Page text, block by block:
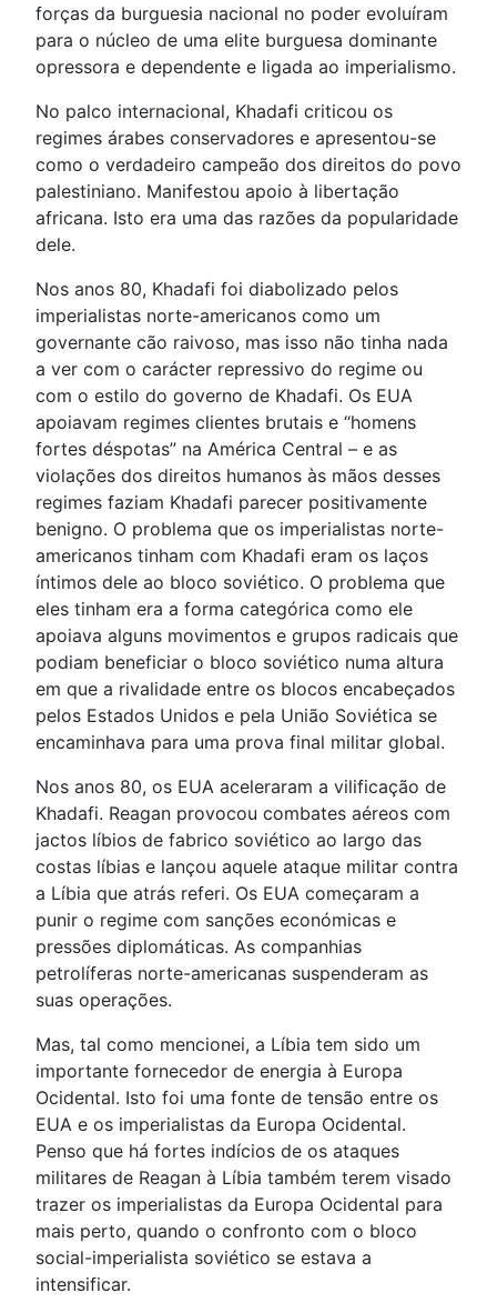
forças da burguesia nacional no poder evoluíram
para o núcleo de uma elite burguesa dominante
opressora e dependente e ligada ao imperialismo.
No palco internacional, Khadafi criticou os
regimes árabes conservadores e apresentou-se
como o verdadeiro campeão dos direitos do povo
palestiniano. Manifestou apoio à libertação
africana. Isto era uma das razões da popularidade
dele.
Nos anos 80, Khadafi foi diabolizado pelos
imperialistas norte-americanos como um
governante cão raivoso, mas isso não tinha nada
a ver com o carácter repressivo do regime ou
com o estilo do governo de Khadafi. Os EUA
apoiavam regimes clientes brutais e “homens
fortes déspotas” na América Central – e as
violações dos direitos humanos às mãos desses
regimes faziam Khadafi parecer positivamente
benigno. O problema que os imperialistas norte-
americanos tinham com Khadafi eram os laços
íntimos dele ao bloco soviético. O problema que
eles tinham era a forma categórica como ele
apoiava alguns movimentos e grupos radicais que
podiam beneficiar o bloco soviético numa altura
em que a rivalidade entre os blocos encabeçados
pelos Estados Unidos e pela União Soviética se
encaminhava para uma prova final militar global.
Nos anos 80, os EUA aceleraram a vilificação de
Khadafi. Reagan provocou combates aéreos com
jactos líbios de fabrico soviético ao largo das
costas líbias e lançou aquele ataque militar contra
a Líbia que atrás referi. Os EUA começaram a
punir o regime com sanções económicas e
pressões diplomáticas. As companhias
petrolíferas norte-americanas suspenderam as
suas operações.
Mas, tal como mencionei, a Líbia tem sido um
importante fornecedor de energia à Europa
Ocidental. Isto foi uma fonte de tensão entre os
EUA e os imperialistas da Europa Ocidental.
Penso que há fortes indícios de os ataques
militares de Reagan à Líbia também terem visado
trazer os imperialistas da Europa Ocidental para
mais perto, quando o confronto com o bloco
social-imperialista soviético se estava a
intensificar.